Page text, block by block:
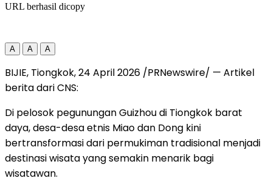
URL berhasil dicopy
A A A
BIJIE, Tiongkok, 24 April 2026 /PRNewswire/ — Artikel
berita dari CNS:
Di pelosok pegunungan Guizhou di Tiongkok barat
daya, desa-desa etnis Miao dan Dong kini
bertransformasi dari permukiman tradisional menjadi
destinasi wisata yang semakin menarik bagi
wisatawan.